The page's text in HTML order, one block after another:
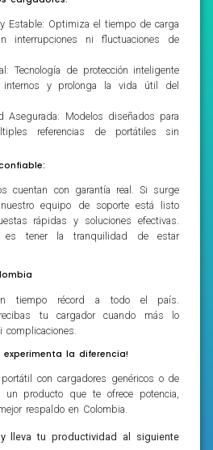
Estable: Optimiza el tiempo de carga
interrupciones ni fluctuaciones de
Tecnología de protección inteligente
internos y prolonga la vida útil del
Asegurada: Modelos diseñados para
referencias de portátiles sin
cuentan con garantía real. Si surge
nuestro equipo de soporte está listo
rápidas y soluciones efectivas.
es tener la tranquilidad de estar
tiempo récord a todo el país.
tu cargador cuando más lo
la diferencia!
con cargadores genéricos o de
un producto que te ofrece potencia,
respaldo en Colombia.
lleva tu productividad al siguiente